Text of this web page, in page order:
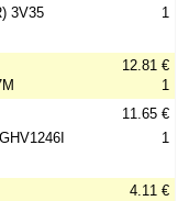
3V35
1
12.81 €
1
11.65 €
1
4.11 €